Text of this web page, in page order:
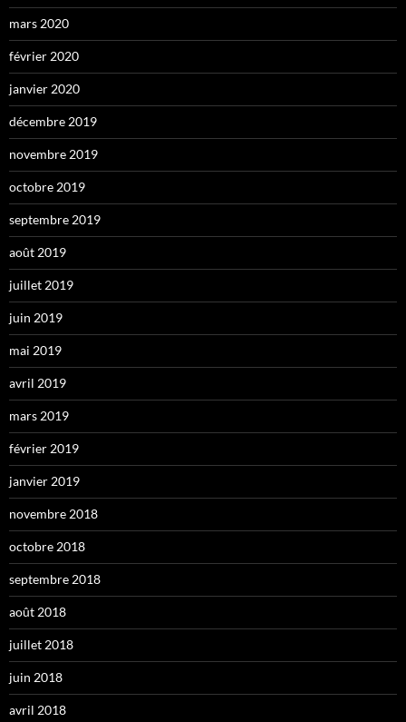
mars 2020
février 2020
janvier 2020
décembre 2019
novembre 2019
octobre 2019
septembre 2019
août 2019
juillet 2019
juin 2019
mai 2019
avril 2019
mars 2019
février 2019
janvier 2019
novembre 2018
octobre 2018
septembre 2018
août 2018
juillet 2018
juin 2018
avril 2018